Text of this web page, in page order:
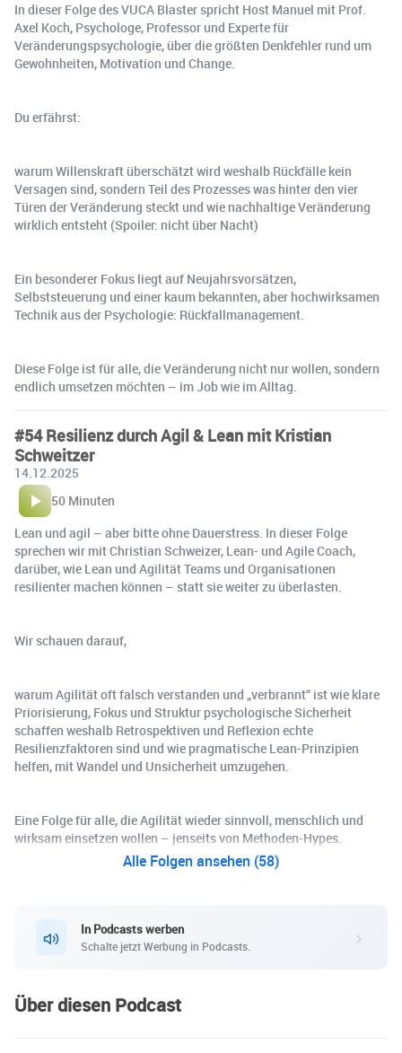
In dieser Folge des VUCA Blaster spricht Host Manuel mit Prof.
Axel Koch, Psychologe, Professor und Experte für
Veränderungspsychologie, über die größten Denkfehler rund um
Gewohnheiten, Motivation und Change.
Du erfährst:
warum Willenskraft überschätzt wird weshalb Rückfälle kein
Versagen sind, sondern Teil des Prozesses was hinter den vier
Türen der Veränderung steckt und wie nachhaltige Veränderung
wirklich entsteht (Spoiler: nicht über Nacht)
Ein besonderer Fokus liegt auf Neujahrsvorsätzen,
Selbststeuerung und einer kaum bekannten, aber hochwirksamen
Technik aus der Psychologie: Rückfallmanagement.
Diese Folge ist für alle, die Veränderung nicht nur wollen, sondern
endlich umsetzen möchten – im Job wie im Alltag.
#54 Resilienz durch Agil & Lean mit Kristian
Schweitzer
14.12.2025
50 Minuten
Lean und agil – aber bitte ohne Dauerstress. In dieser Folge
sprechen wir mit Christian Schweizer, Lean- und Agile Coach,
darüber, wie Lean und Agilität Teams und Organisationen
resilienter machen können – statt sie weiter zu überlasten.
Wir schauen darauf,
warum Agilität oft falsch verstanden und „verbrannt“ ist wie klare
Priorisierung, Fokus und Struktur psychologische Sicherheit
schaffen weshalb Retrospektiven und Reflexion echte
Resilienzfaktoren sind und wie pragmatische Lean-Prinzipien
helfen, mit Wandel und Unsicherheit umzugehen.
Eine Folge für alle, die Agilität wieder sinnvoll, menschlich und
wirksam einsetzen wollen – jenseits von Methoden-Hypes.
Alle Folgen ansehen (58)
In Podcasts werben
Schalte jetzt Werbung in Podcasts.
Über diesen Podcast